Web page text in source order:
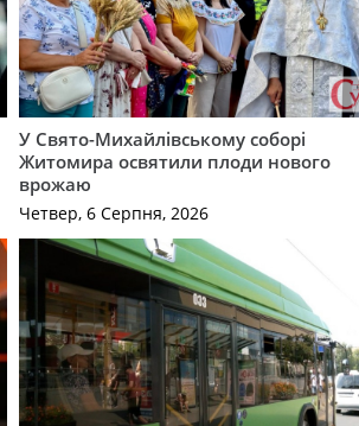
У Свято-Михайлівському соборі
Житомира освятили плоди нового
врожаю
Четвер, 6 Серпня, 2026